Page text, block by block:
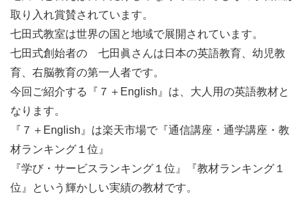
取り入れ賞賛されています。
七田式教室は世界の国と地域で展開されています。
七田式創始者の 七田眞さんは日本の英語教育、幼児教
育、右脳教育の第一人者です。
今回ご紹介する『７＋English』は、大人用の英語教材と
なります。
『７＋English』は楽天市場で『通信講座・通学講座・教
材ランキング１位』
『学び・サービスランキング１位』『教材ランキング１
位』という輝かしい実績の教材です。